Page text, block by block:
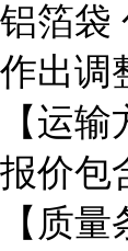
铝箔袋
作出调
【运
报价包
【质